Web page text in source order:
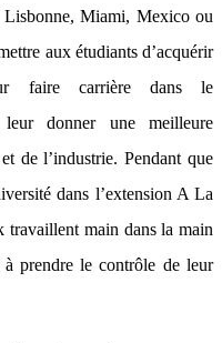
Lisbonne, Miami, Mexico ou
aux étudiants d’acquérir
faire carrière dans le
donner une meilleure
de l’industrie. Pendant que
dans l’extension A La
travaillent main dans la main
prendre le contrôle de leur